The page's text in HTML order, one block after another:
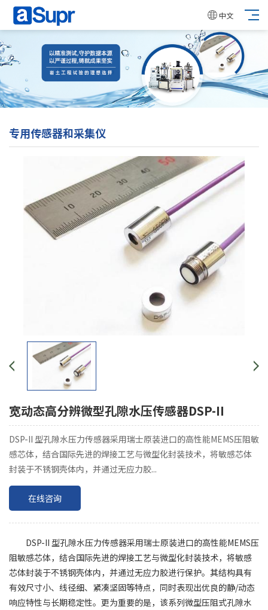
中文
专用传感器和采集仪
宽动态高分辨微型孔隙水压传感器DSP-II
DSP-II 型孔隙水压力传感器采用瑞士原装进口的高性能MEMS压阻敏
感芯体，结合国际先进的焊接工艺与微型化封装技术，将敏感芯体
封装于不锈钢壳体内，并通过无应力胶...
在线咨询
DSP-II 型孔隙水压力传感器采用瑞士原装进口的高性能MEMS压
阻敏感芯体，结合国际先进的焊接工艺与微型化封装技术，将敏感
芯体封装于不锈钢壳体内，并通过无应力胶进行保护。其结构具有
有效尺寸小、线径细、紧凑坚固等特点，同时表现出优良的静/动态
响应特性与长期稳定性。更为重要的是，该系列微型压阻式孔隙水